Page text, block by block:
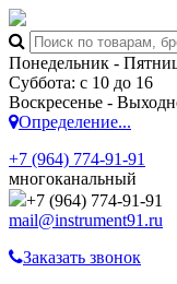
Понедельник -
Суббота: с 10 до 16
Воскресенье -
Определение...
+7 (964) 774-91-91
многоканальный
+7 (964) 774-91-91
mail@instrument91.ru
Заказать звонок